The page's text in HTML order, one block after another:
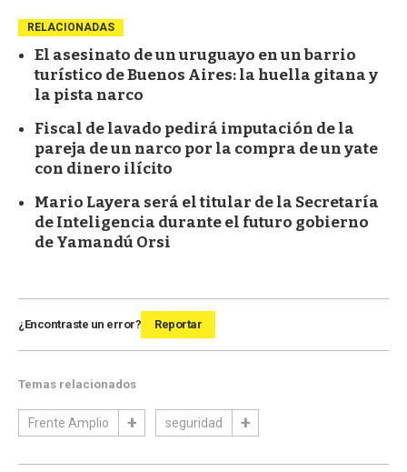
RELACIONADAS
El asesinato de un uruguayo en un barrio
turístico de Buenos Aires: la huella gitana y
la pista narco
Fiscal de lavado pedirá imputación de la
pareja de un narco por la compra de un yate
con dinero ilícito
Mario Layera será el titular de la Secretaría
de Inteligencia durante el futuro gobierno
de Yamandú Orsi
¿Encontraste un error? Reportar
Temas relacionados
Frente Amplio seguridad